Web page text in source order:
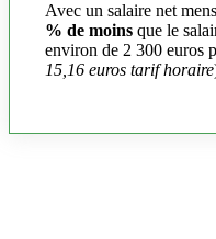
Avec un salaire net
% de moins que le
environ de 2 300 euros
15,16 euros tarif horaire